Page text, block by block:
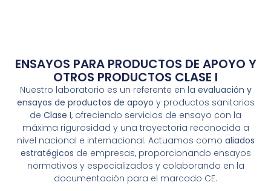
ENSAYOS PARA PRODUCTOS DE APOYO Y
OTROS PRODUCTOS CLASE I
Nuestro laboratorio es un referente en la evaluación y
ensayos de productos de apoyo y productos sanitarios
de Clase I, ofreciendo servicios de ensayo con la
máxima rigurosidad y una trayectoria reconocida a
nivel nacional e internacional. Actuamos como aliados
estratégicos de empresas, proporcionando ensayos
normativos y especializados y colaborando en la
documentación para el marcado CE.